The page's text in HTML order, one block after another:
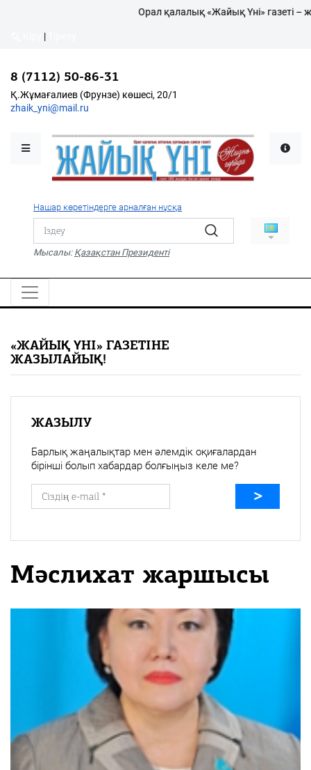
Қалалықтар қаперіне
Қоғам
Дені сау ұлт
Спорт
Жалын
PDF
«Жайық үні» — 33 жыл
Каталог
Орал қалалық «Жайық Үні» газеті –
|
8 (7112) 50-86-31
Қ.Жұмағалиев (Фрунзе) көшесі, 20/1
zhaik_yni@mail.ru
Нашар көретіндерге арналған нұсқа
Мысалы: Қазақстан Президенті
Мәслихат жаршысы
«ЖАЙЫҚ ҮНІ» ГАЗЕТІНЕ
ЖАЗЫЛАЙЫҚ!
ЖАЗЫЛУ
Барлық жаңалықтар мен әлемдік оқиғалардан
бірінші болып хабардар болғыңыз келе ме?